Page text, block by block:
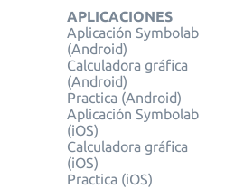
APLICACIONES
Aplicación Symbolab
(Android)
Calculadora gráfica
(Android)
Practica (Android)
Aplicación Symbolab
(iOS)
Calculadora gráfica
(iOS)
Practica (iOS)